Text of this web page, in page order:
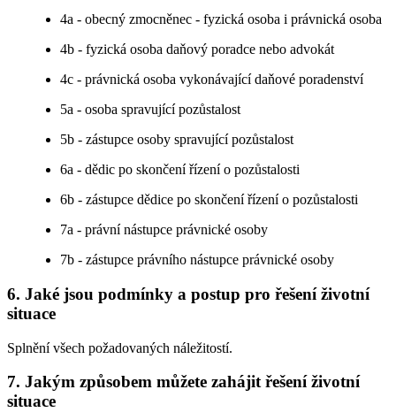
4a - obecný zmocněnec - fyzická osoba i právnická osoba
4b - fyzická osoba daňový poradce nebo advokát
4c - právnická osoba vykonávající daňové poradenství
5a - osoba spravující pozůstalost
5b - zástupce osoby spravující pozůstalost
6a - dědic po skončení řízení o pozůstalosti
6b - zástupce dědice po skončení řízení o pozůstalosti
7a - právní nástupce právnické osoby
7b - zástupce právního nástupce právnické osoby
6. Jaké jsou podmínky a postup pro řešení životní
situace
Splnění všech požadovaných náležitostí.
7. Jakým způsobem můžete zahájit řešení životní
situace